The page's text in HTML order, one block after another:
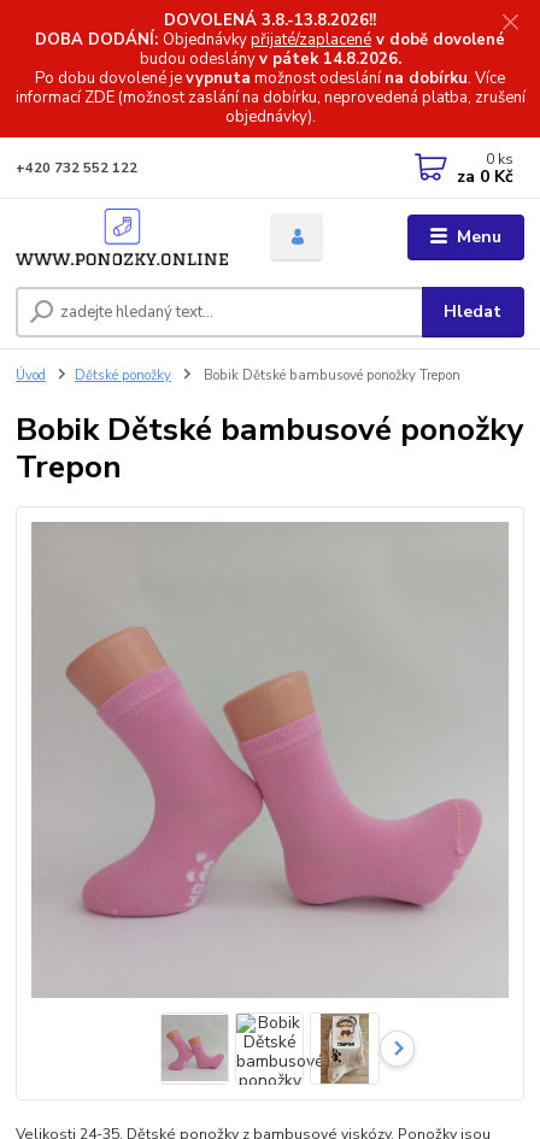
DOVOLENÁ 3.8.-13.8.2026!!
DOBA DODÁNÍ: Objednávkypřijaté/zaplacené v době dovolené
budou odeslányv pátek 14.8.2026.
Po dobu dovolené jevypnuta možnost odeslánína dobírku. Více
informacíZDE (možnost zaslání na dobírku, neprovedená platba, zrušení
objednávky).
Menu
Hledat
+420 732 552 122 0 ks
za 0 Kč
Úvod Dětské ponožky Bobik Dětské bambusové ponožky Trepon
Bobik Dětské bambusové ponožky
Trepon
Velikosti 24-35. Dětské ponožky z bambusové viskózy. Ponožky jsou